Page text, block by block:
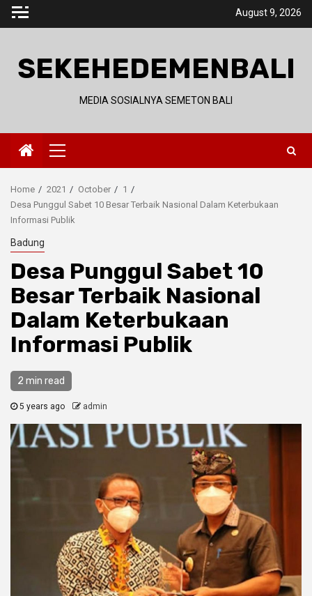
Skip
August 9, 2026
SEKEHEDEMENBALI
MEDIA SOSIALNYA SEMETON BALI
Primary
Menu
Home 2021 October
1
Desa Punggul Sabet 10 Besar Terbaik Nasional Dalam Keterbukaan
Informasi Publik
Badung
Desa Punggul Sabet 10
Besar Terbaik Nasional
Dalam Keterbukaan
Informasi Publik
2 min read
5 years ago admin